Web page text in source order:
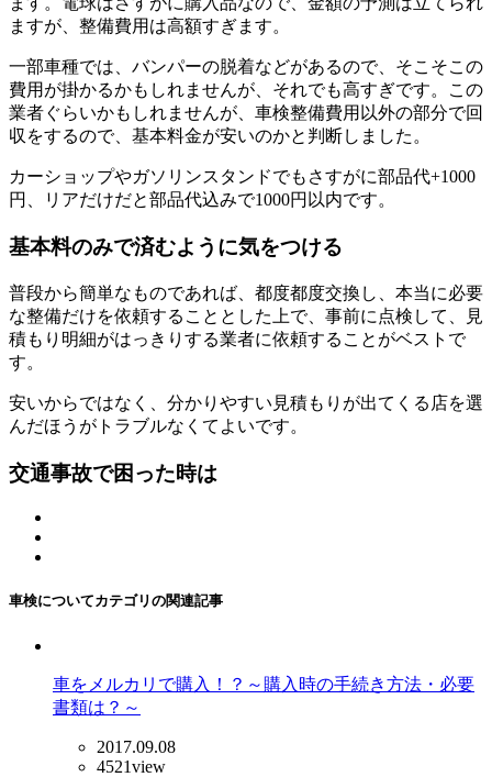
ますが、整備費用は高額すぎます。
一部車種では、バンパーの脱着などがあるので、そこそこの
費用が掛かるかもしれませんが、それでも高すぎです。この
業者ぐらいかもしれませんが、車検整備費用以外の部分で回
収をするので、基本料金が安いのかと判断しました。
カーショップやガソリンスタンドでもさすがに部品代+1000
円、リアだけだと部品代込みで1000円以内です。
基本料のみで済むように気をつける
普段から簡単なものであれば、都度都度交換し、本当に必要
な整備だけを依頼することとした上で、事前に点検して、見
積もり明細がはっきりする業者に依頼することがベストで
す。
安いからではなく、分かりやすい見積もりが出てくる店を選
んだほうがトラブルなくてよいです。
交通事故で困った時は
車検についてカテゴリの関連記事
車をメルカリで購入！？～購入時の手続き方法・必要
書類は？～
2017.09.08
4521view